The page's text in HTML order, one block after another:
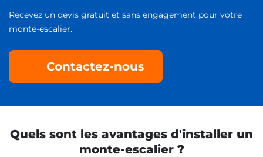
Recevez un devis gratuit et sans engagement pour votre
monte-escalier.
Contactez-nous
Quels sont les avantages d'installer un
monte-escalier ?